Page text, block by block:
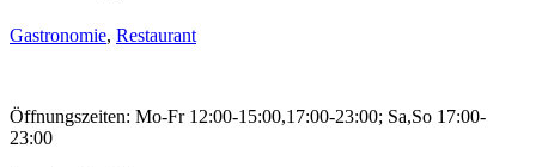
Gastronomie, Restaurant
Öffnungszeiten: Mo-Fr 12:00-15:00,17:00-23:00; Sa,So 17:00-
23:00